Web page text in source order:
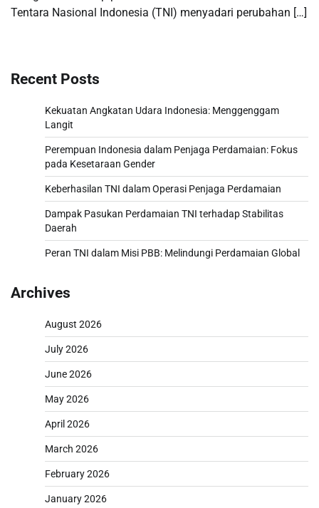
Tentara Nasional Indonesia (TNI) menyadari perubahan […]
Recent Posts
Kekuatan Angkatan Udara Indonesia: Menggenggam
Langit
Perempuan Indonesia dalam Penjaga Perdamaian: Fokus
pada Kesetaraan Gender
Keberhasilan TNI dalam Operasi Penjaga Perdamaian
Dampak Pasukan Perdamaian TNI terhadap Stabilitas
Daerah
Peran TNI dalam Misi PBB: Melindungi Perdamaian Global
Archives
August 2026
July 2026
June 2026
May 2026
April 2026
March 2026
February 2026
January 2026